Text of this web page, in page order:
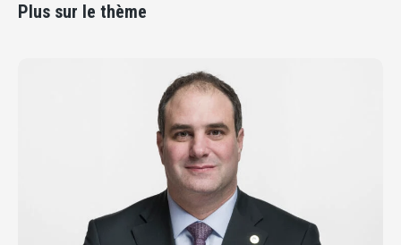
Plus sur le thème